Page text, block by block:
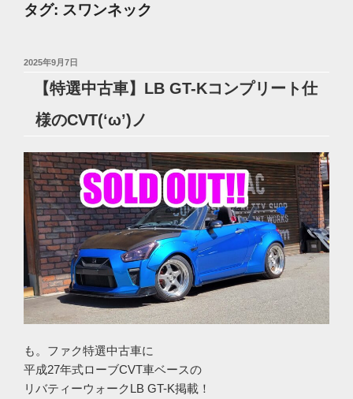
タグ: スワンネック
投
2025年9月7日
【特選中古車】LB GT-Kコンプリート仕
様のCVT(‘ω’)ノ
も。ファク特選中古車に
平成27年式ローブCVT車ベースの
リバティーウォークLB GT-K掲載！